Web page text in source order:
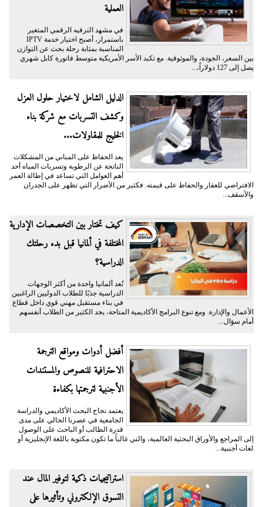
العملية
في مشهد الترفيه الرقمي المتغير
باستمرار، أصبح اختيار خدمة IPTV
المناسبة بمثابة رحلة بحث عن التوازن
بين السعر، الجودة، والموثوقية. مع تكبد الأسر الأمريكية متوسط فاتورة كابل شهري
يصل إلى 127 دولاراً،...
الدليل الشامل لاختيار حلول العزل
وكشف التسربات مع شركة بناء
الخليج للمقاولات...
يعد الحفاظ على المباني من المشكلات
الناتجة عن الرطوبة وتسربات المياه أحد
أهم العوامل التي تساعد في إطالة العمر
الافتراضي للعقار والحفاظ على قيمته. فكثير من الأضرار التي تظهر على الجدران
والأسقف...
كيف تختار بين التخصصات الإدارية
المختلفة في ألمانيا قبل بدء رحلتك
الدراسية؟
تُعد ألمانيا واحدة من أكثر الوجهات
الدراسية جذبًا للطلاب الدوليين الراغبين
في بناء مستقبل مهني قوي داخل قطاع
الأعمال والإدارة. ومع تنوع البرامج الأكاديمية المتاحة، يجد الكثير من الطلاب أنفسهم
أمام سؤال...
أفضل أدوات ومواقع الترجمة
الاحترافية للنصوص والمستندات
الأجنبية لترجمتها بكفاءة
يعتمد نجاح البحث الأكاديمي والدراسة
الجامعية في عصرنا الحالي على مدى
قدرة الطالب أو الباحث على الوصول
إلى المراجع والأوراق البحثية العالمية، والتي غالباً ما تكون مكتوبة باللغة الإنجليزية أو
لغات أجنبية...
​استراتيجيات ذكية لتوفير المال عند
التسوق الإلكتروني وتأثيرها على